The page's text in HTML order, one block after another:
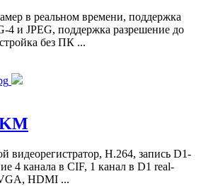
в реальном времени, поддержка
4 и JPEG, поддержка разрешение до
без ПК ...
видеорегистратор, Н.264, запись D1-
4 канала в СIF, 1 канал в D1 real-
HDMI ...